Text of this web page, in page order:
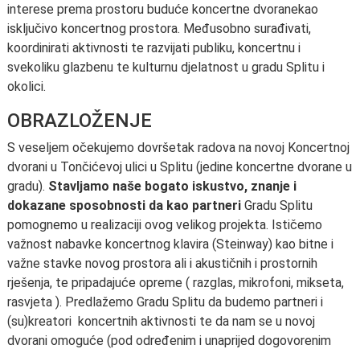
interese prema prostoru buduće koncertne dvoranekao
isključivo koncertnog prostora. Međusobno surađivati,
koordinirati aktivnosti te razvijati publiku, koncertnu i
svekoliku glazbenu te kulturnu djelatnost u gradu Splitu i
okolici.
OBRAZLOŽENJE
S veseljem očekujemo dovršetak radova na novoj Koncertnoj
dvorani u Tončićevoj ulici u Splitu (jedine koncertne dvorane u
gradu). Stavljamo naše bogato iskustvo, znanje i
dokazane sposobnosti da kao partneri Gradu Splitu
pomognemo u realizaciji ovog velikog projekta. Ističemo
važnost nabavke koncertnog klavira (Steinway) kao bitne i
važne stavke novog prostora ali i akustičnih i prostornih
rješenja, te pripadajuće opreme ( razglas, mikrofoni, mikseta,
rasvjeta ). Predlažemo Gradu Splitu da budemo partneri i
(su)kreatori koncertnih aktivnosti te da nam se u novoj
dvorani omoguće (pod određenim i unaprijed dogovorenim